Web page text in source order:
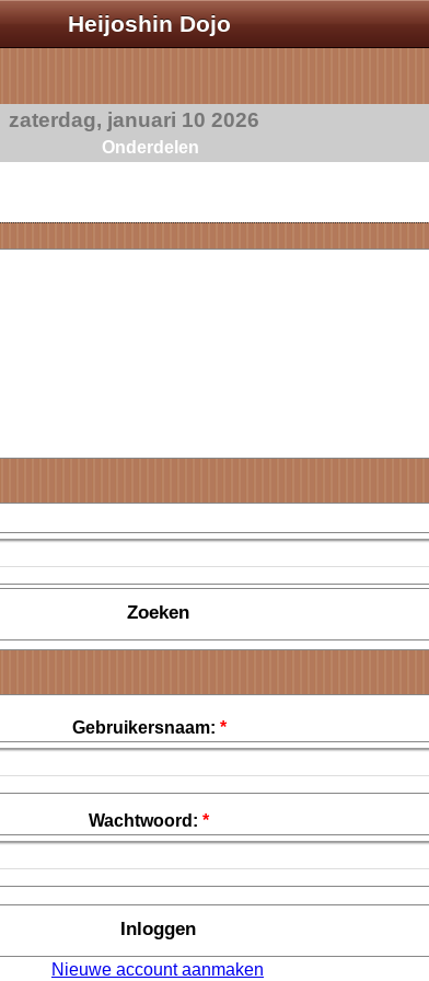
Heijoshin Dojo
zaterdag, januari 10 2026
Onderdelen
Gebruikersnaam: *
Wachtwoord: *
Nieuwe account aanmaken